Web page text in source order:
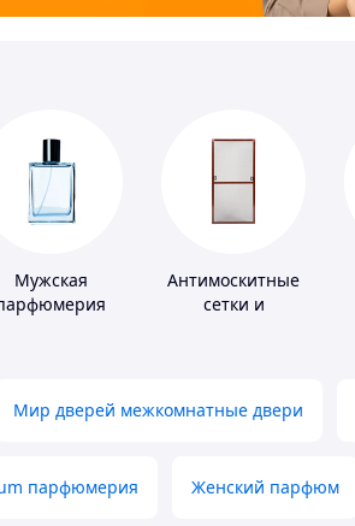
Мужская
Антимоскитные
сетки и
Мир дверей межкомнатные двери
парфюмерия Женский парфюм